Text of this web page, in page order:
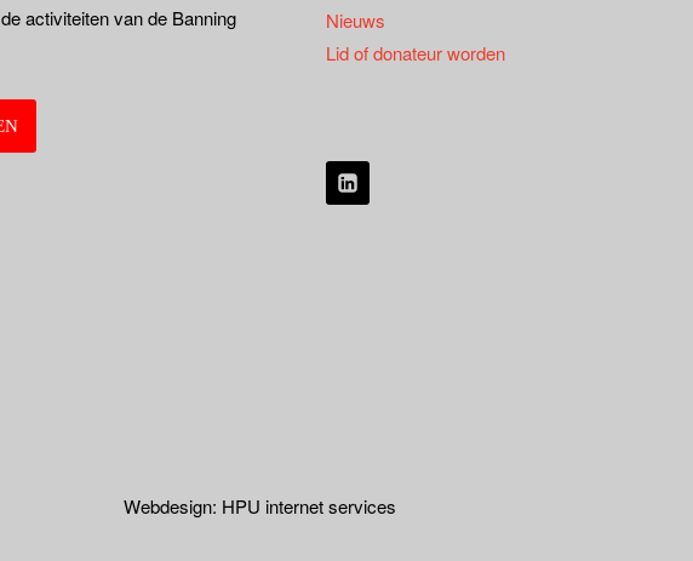
activiteiten van de Banning
Nieuws
Lid of donateur worden
Webdesign: HPU internet services